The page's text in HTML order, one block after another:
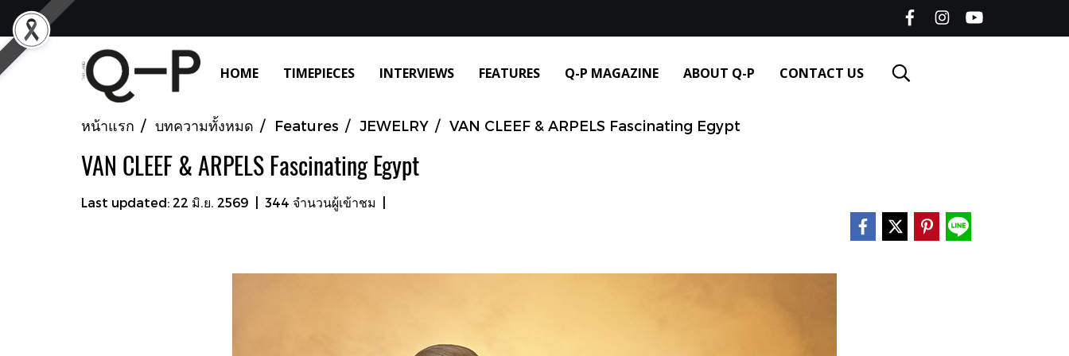
HOME TIMEPIECES INTERVIEWS FEATURES Q-P MAGAZINE ABOUT Q-P CONTACT US
หน้าแรก บทความทั้งหมด Features JEWELRY VAN CLEEF & ARPELS Fascinating Egypt
VAN CLEEF & ARPELS Fascinating Egypt
Last updated: 22 มิ.ย. 2569 344 จำนวนผู้เข้าชม